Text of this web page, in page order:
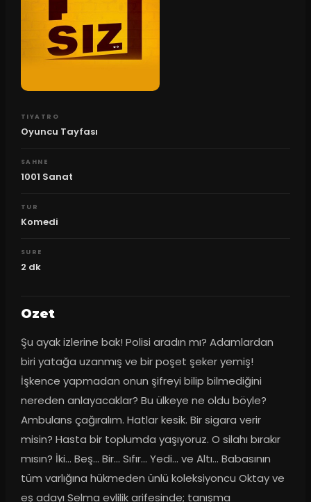
TIYATRO
Oyuncu Tayfası
SAHNE
1001 Sanat
TUR
Komedi
SURE
2 dk
Ozet
Şu ayak izlerine bak! Polisi aradın mı? Adamlardan
biri yatağa uzanmış ve bir poşet şeker yemiş!
İşkence yapmadan onun şifreyi bilip bilmediğini
nereden anlayacaklar? Bu ülkeye ne oldu böyle?
Ambulans çağıralım. Hatlar kesik. Bir sigara verir
misin? Hasta bir toplumda yaşıyoruz. O silahı bırakır
mısın? İki... Beş... Bir... Sıfır... Yedi... ve Altı... Babasının
tüm varlığına hükmeden ünlü koleksiyoncu Oktay ve
eş adayı Selma evlilik arifesinde; tanışma